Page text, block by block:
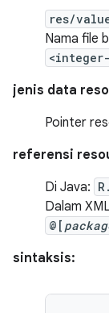
res/
Nama file
jenis data
Pointer
referensi
Di Java:
Dalam
@[
sintaksis: